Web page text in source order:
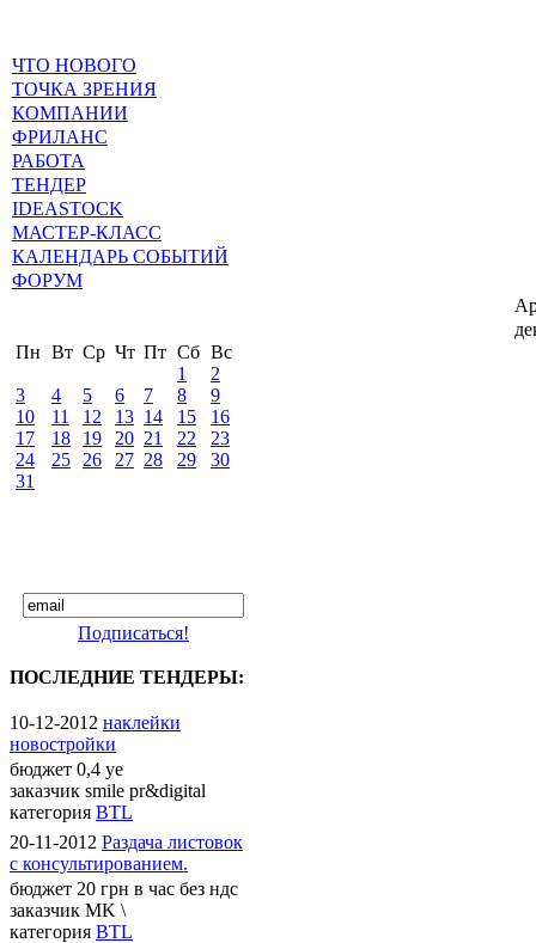
ЧТО НОВОГО
ТОЧКА ЗРЕНИЯ
КОМПАНИИ
ФРИЛАНС
РАБОТА
ТЕНДЕР
IDEASTOCK
МАСТЕР-КЛАСС
КАЛЕНДАРЬ СОБЫТИЙ
ФОРУМ
Пн Вт Ср Чт Пт Сб Вс
1
2
3
4 5 6 7 8
9
10
11 12 13 14 15
16
17
18 19 20 21 22
23
24
25 26 27 28 29
30
31
Подписаться!
ПОСЛЕДНИЕ ТЕНДЕРЫ:
10-12-2012 наклейки
новостройки
бюджет 0,4 уе
заказчик smile pr&digital
категория BTL
20-11-2012 Раздача листовок
с консультированием.
бюджет 20 грн в час без ндс
заказчик MK \
категория BTL